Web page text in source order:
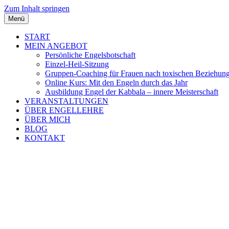
Zum Inhalt springen
Menü
START
MEIN ANGEBOT
Persönliche Engelsbotschaft
Einzel-Heil-Sitzung
Gruppen-Coaching für Frauen nach toxischen
Online Kurs: Mit den Engeln durch das Jahr
Ausbildung Engel der Kabbala – innere Meisterschaft
VERANSTALTUNGEN
ÜBER ENGELLEHRE
ÜBER MICH
BLOG
KONTAKT